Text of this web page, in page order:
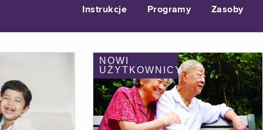
Instrukcje Programy Zasoby
NOWI
UŻYTKOWNICY